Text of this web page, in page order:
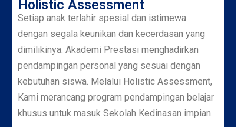
Holistic Assessment
Setiap anak terlahir spesial dan istimewa
dengan segala keunikan dan kecerdasan yang
dimilikinya. Akademi Prestasi menghadirkan
pendampingan personal yang sesuai dengan
kebutuhan siswa. Melalui Holistic Assessment,
Kami merancang program pendampingan belajar
khusus untuk masuk Sekolah Kedinasan impian.